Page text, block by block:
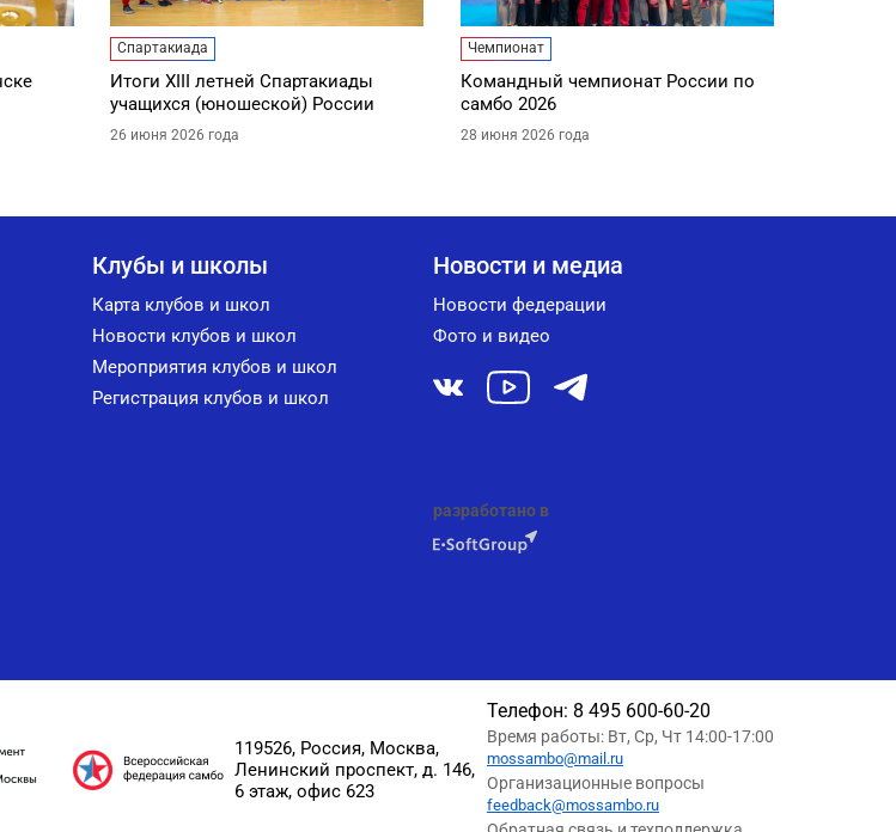
Спартакиада
Итоги XIII летней Спартакиады
учащихся (юношеской) России
26 июня 2026 года
Чемпионат
Командный чемпионат России по
самбо 2026
28 июня 2026 года
Клубы и школы
Карта клубов и школ
Новости клубов и школ
Мероприятия клубов и школ
Регистрация клубов и школ
Новости и медиа
Новости федерации
Фото и видео
разработано в
119526, Россия, Москва,
Ленинский проспект, д. 146,
6 этаж, офис 623
Телефон: 8 495 600-60-20
Время работы: Вт, Ср, Чт 14:00-17:00
mossambo@mail.ru
Организационные вопросы
feedback@mossambo.ru